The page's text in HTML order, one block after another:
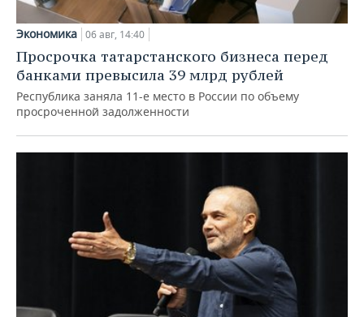
Экономика 06 авг, 14:40
Просрочка татарстанского бизнеса перед
банками превысила 39 млрд рублей
Республика заняла 11-е место в России по объему
просроченной задолженности